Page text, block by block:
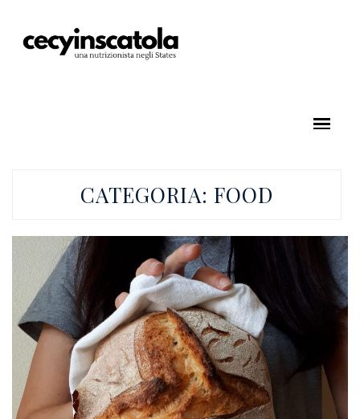
CATEGORIA: FOOD